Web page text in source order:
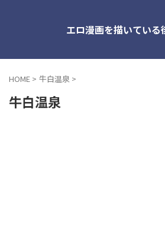
エロ漫画を描いている
HOME > 牛白温泉 >
牛白温泉